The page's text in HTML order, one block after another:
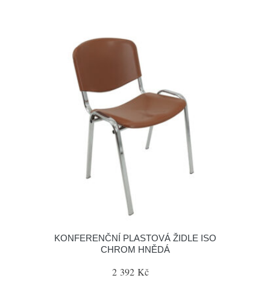
KONFERENČNÍ PLASTOVÁ ŽIDLE ISO
CHROM HNĚDÁ
2 392 Kč